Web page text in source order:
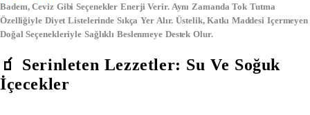
Badem, Ceviz Gibi Seçenekler Enerji Verir. Aynı Zamanda Tok Tutma
Özelliğiyle Diyet Listelerinde Sıkça Yer Alır. Üstelik, Katkı Maddesi Içermeyen
Doğal Seçenekleriyle Sağlıklı Beslenmeye Destek Olur.
🧃 Serinleten Lezzetler: Su Ve Soğuk
İçecekler